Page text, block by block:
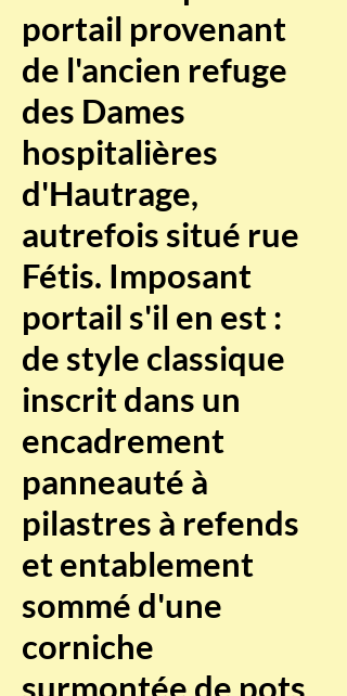
portail provenant
de l'ancien refuge
des Dames
hospitalières
d'Hautrage,
autrefois situé rue
Fétis. Imposant
portail s'il en est :
de style classique
inscrit dans un
encadrement
panneauté à
pilastres à refends
et entablement
sommé d'une
corniche
surmontée de pots